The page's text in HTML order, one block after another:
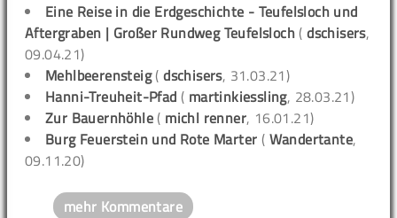
Eine Reise in die Erdgeschichte - Teufelsloch und
Aftergraben | Großer Rundweg Teufelsloch (dschisers,
09.04.21)
Mehlbeerensteig(dschisers, 31.03.21)
Hanni-Treuheit-Pfad ( martinkiessling, 28.03.21)
Zur Bauernhöhle ( michl renner, 16.01.21)
Burg Feuerstein und Rote Marter ( Wandertante,
09.11.20)
mehr Kommentare